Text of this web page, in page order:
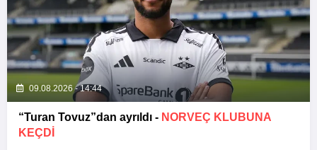
09.08.2026 - 14:44
“Turan Tovuz”dan ayrıldı - NORVEÇ KLUBUNA
KEÇDİ